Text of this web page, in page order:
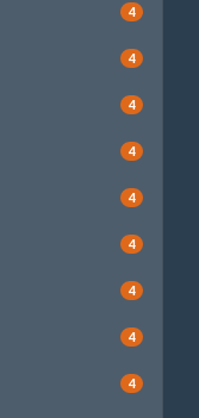
4
4
4
4
4
4
4
4
4